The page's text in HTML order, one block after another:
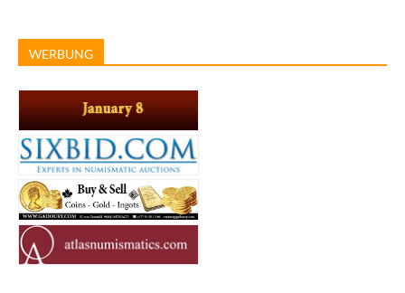
WERBUNG